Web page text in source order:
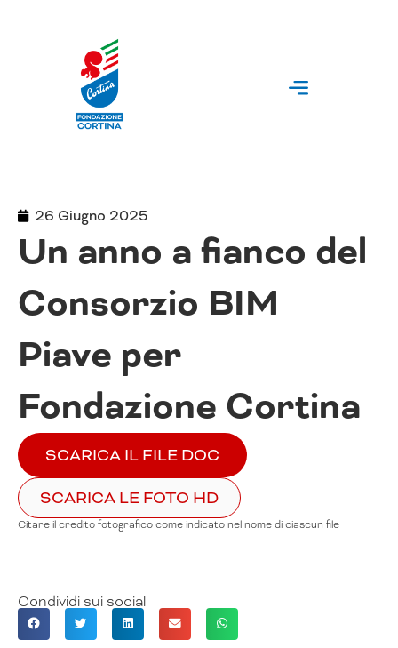
26 Giugno 2025
Un anno a fianco del
Consorzio BIM
Piave per
Fondazione Cortina
SCARICA IL FILE DOC
SCARICA LE FOTO HD
Citare il credito fotografico come indicato nel nome di ciascun file
Condividi sui social